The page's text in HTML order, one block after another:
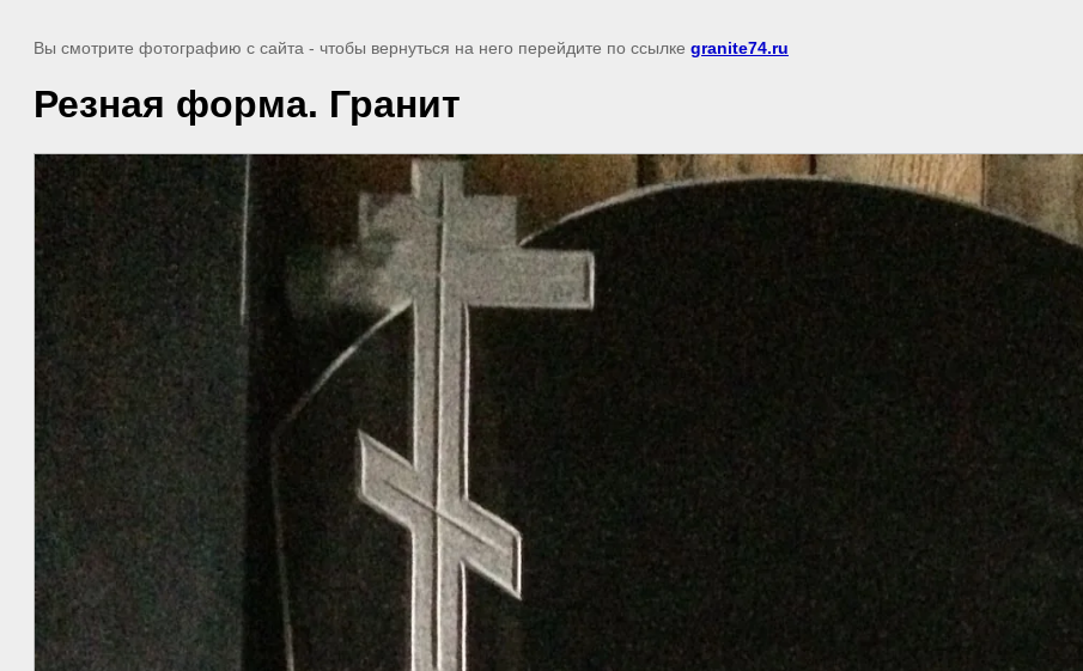
Вы смотрите фотографию с сайта - чтобы вернуться на него перейдите по ссылке granite74.ru
Резная форма. Гранит